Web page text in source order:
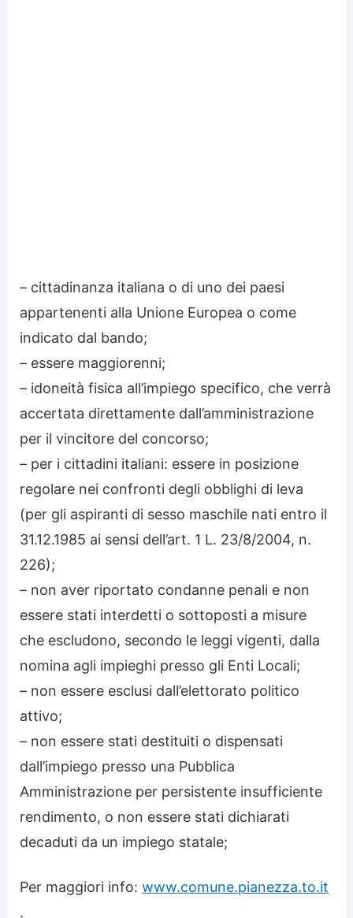
– cittadinanza italiana o di uno dei paesi
appartenenti alla Unione Europea o come
indicato dal bando;
– essere maggiorenni;
– idoneità fisica all’impiego specifico, che verrà
accertata direttamente dall’amministrazione
per il vincitore del concorso;
– per i cittadini italiani: essere in posizione
regolare nei confronti degli obblighi di leva
(per gli aspiranti di sesso maschile nati entro il
31.12.1985 ai sensi dell’art. 1 L. 23/8/2004, n.
226);
– non aver riportato condanne penali e non
essere stati interdetti o sottoposti a misure
che escludono, secondo le leggi vigenti, dalla
nomina agli impieghi presso gli Enti Locali;
– non essere esclusi dall’elettorato politico
attivo;
– non essere stati destituiti o dispensati
dall’impiego presso una Pubblica
Amministrazione per persistente insufficiente
rendimento, o non essere stati dichiarati
decaduti da un impiego statale;
Per maggiori info:www.comune.pianezza.to.it
.